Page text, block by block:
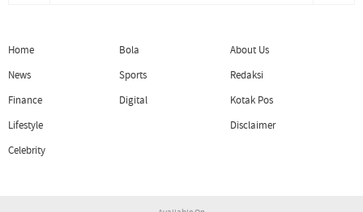
Home
News
Finance
Lifestyle
Celebrity
Bola
Sports
Digital
About Us
Redaksi
Kotak Pos
Disclaimer